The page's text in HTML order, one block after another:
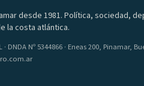
desde 1981. Política, sociedad,
la costa atlántica.
DNDA Nº 5344866 · Eneas 200, Pinamar,